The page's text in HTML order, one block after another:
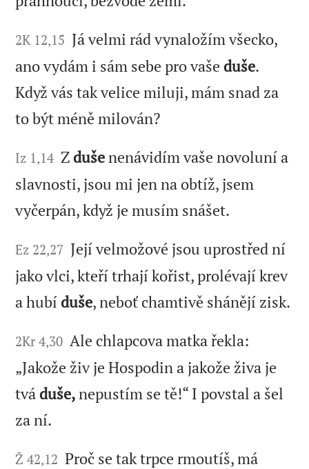
2K 12,15 Já velmi rád vynaložím všecko,
ano vydám i sám sebe pro vaše duše.
Když vás tak velice miluji, mám snad za
to být méně milován?
Iz 1,14 Z dušenenávidím vaše novoluní a
slavnosti, jsou mi jen na obtíž, jsem
vyčerpán, když je musím snášet.
Ez 22,27 Její velmožové jsou uprostřed ní
jako vlci, kteří trhají kořist, prolévají krev
a hubí duše, neboť chamtivě shánějí zisk.
2Kr 4,30 Ale chlapcova matka řekla:
„Jakože živ je Hospodin a jakože živa je
tvá duše,nepustím se tě!“ I povstal a šel
za ní.
Ž 42,12 Proč se tak trpce rmoutíš, má